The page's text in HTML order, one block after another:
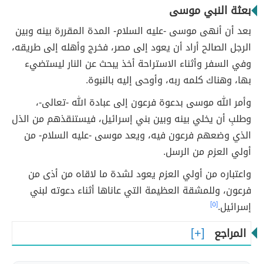
بعثة النبي موسى
بعد أن أنهى موسى -عليه السلام- المدة المقررة بينه وبين
الرجل الصالح أراد أن يعود إلى مصر، فخرج وأهله إلى طريقه،
وفي السفر وأثناء الاستراحة أخذ يبحث عن النار ليستضيء
بها، وهناك كلمه ربه، وأوحى إليه بالنبوة.
وأمر الله موسى بدعوة فرعون إلى عبادة الله -تعالى-،
وطلبِ أن يخلي بينه وبين بني إسرائيل، فيستنقذهم من الذل
الذي وضعهم فرعون فيه، ويعد موسى -عليه السلام- من
أولي العزم من الرسل.
واعتباره من أولي العزم يعود لشدة ما لاقاه من أذى من
فرعون، وللمشقة العظيمة التي عاناها أثناء دعوته لبني
إسرائيل.[٥]
المراجع